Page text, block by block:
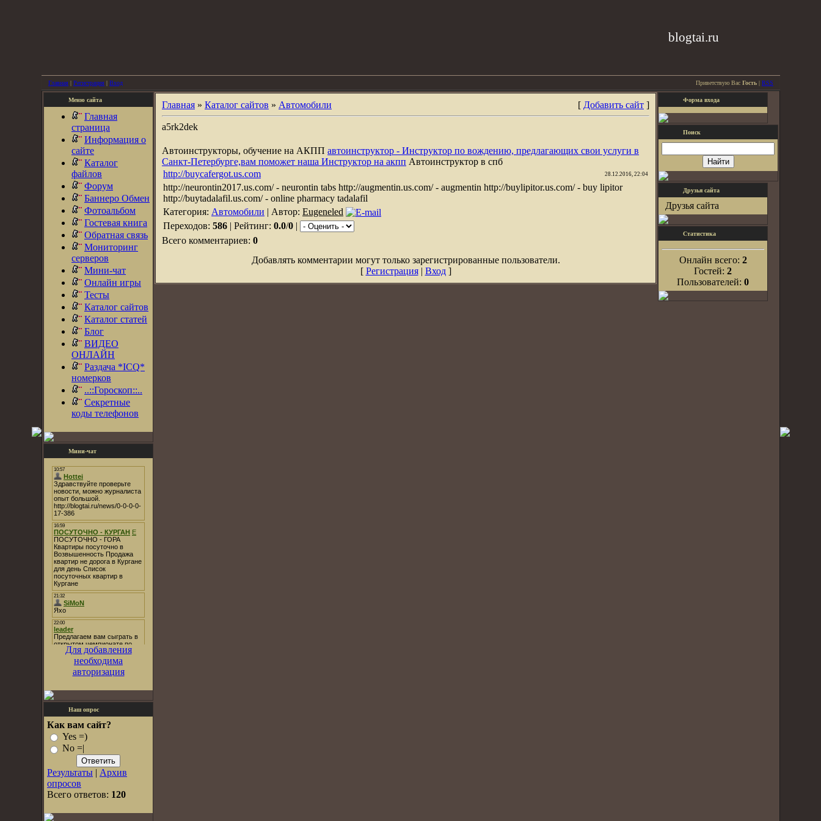
blogtai.ru
Главная | Регистрация | Вход Приветствую Вас Гость | RSS
Меню сайта
Главная
страница
Информация о
сайте
Каталог
файлов
Форум
Баннеро Обмен
Фотоальбом
Гостевая книга
Обратная связь
Мониторинг
серверов
Мини-чат
Онлайн игры
Тесты
Каталог сайтов
Каталог статей
Блог
ВИДЕО
ОНЛАЙН
Раздача *ICQ*
номерков
..::Гороскоп::..
Секретные
коды телефонов
Мини-чат
Для добавления
необходима
авторизация
Наш опрос
Как вам сайт?
Yes =)
No =|
Результаты | Архив
опросов
Всего ответов: 120
Главная » Каталог сайтов » Автомобили [ Добавить сайт ]
a5rk2dek
Автоинструкторы, обучение на АКПП автоинструктор - Инструктор по вождению, предлагающих свои услуги в
Санкт-Петербурге,вам поможет наша Инструктор на акпп Автоинструктор в спб
http://buycafergot.us.com
28.12.2016, 22:04
http://neurontin2017.us.com/ - neurontin tabs http://augmentin.us.com/ - augmentin http://buylipitor.us.com/ - buy lipitor
http://buytadalafil.us.com/ - online pharmacy tadalafil
Категория: Автомобили | Автор: Eugeneled
Переходов: 586 | Рейтинг: 0.0/0 |
Всего комментариев: 0
Добавлять комментарии могут только зарегистрированные пользователи.
[ Регистрация| Вход]
Форма входа
Поиск
Друзья сайта
Друзья сайта
Статистика
Онлайн всего: 2
Гостей: 2
Пользователей: 0